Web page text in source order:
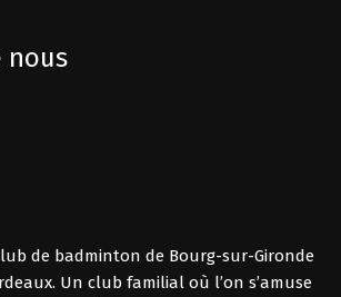
nous
de badminton de Bourg-sur-Gironde
Un club familial où l’on s’amuse